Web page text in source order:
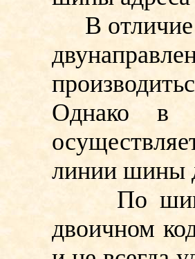
В отличие
Однако в
линии шины
По шинам
двоичном